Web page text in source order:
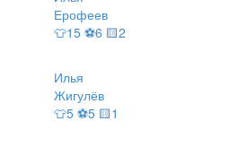
Ерофеев
👕15 ⚽6 🟨2
Илья
Жигулёв
👕5 ⚽5 🟨1